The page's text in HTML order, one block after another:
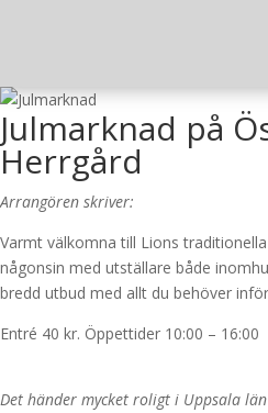
Julmarknad på
Herrgård
Arrangören skriver:
Varmt välkomna till Lions
någonsin med utställare både
bredd utbud med allt du behöver inför
Entré 40 kr. Öppettider 10:00 – 16:00
Det händer mycket roligt i Uppsala